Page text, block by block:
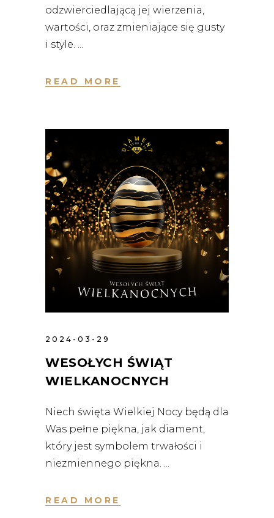
odzwierciedlającą jej wierzenia,
wartości, oraz zmieniające się gusty
i style.
READ MORE
2024-03-29
WESOŁYCH ŚWIĄT
WIELKANOCNYCH
Niech święta Wielkiej Nocy będą dla
Was pełne piękna, jak diament,
który jest symbolem trwałości i
niezmiennego piękna.
READ MORE